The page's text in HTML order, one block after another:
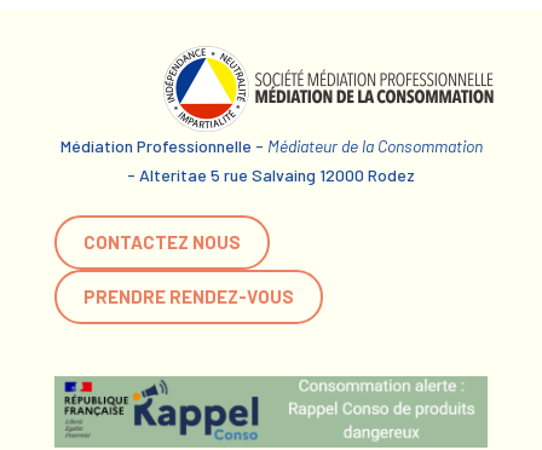
Médiation Professionnelle - Médiateur de la Consommation
- Alteritae 5 rue Salvaing 12000 Rodez
CONTACTEZ NOUS
PRENDRE RENDEZ-VOUS